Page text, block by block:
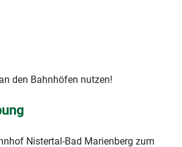
den Bahnhöfen nutzen!
Nistertal-Bad Marienberg zum